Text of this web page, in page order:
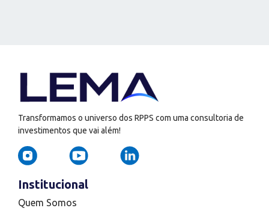
Transformamos o universo dos RPPS com uma consultoria de
investimentos que vai além!
Institucional
Quem Somos